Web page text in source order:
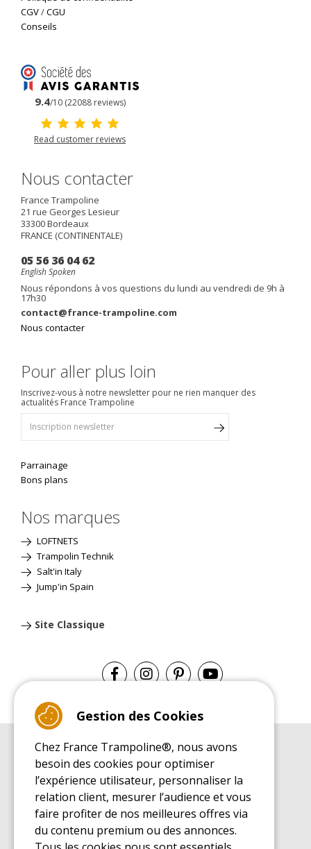
CGV/CGU
Conseils
9.4/10 (22088 reviews)
Read customer reviews
Nous contacter
France Trampoline
21 rue Georges Lesieur
33300Bordeaux
FRANCE (CONTINENTALE)
05 56 36 04 62
English Spoken
Nous répondons à vos questions du lundi au vendredi de 9h à
17h30
contact@france-trampoline.com
Nous contacter
Pour aller plus loin
Inscrivez-vous à notre newsletter pour ne rien manquer des
actualités France Trampoline
Parrainage
Bons plans
Nos marques
LOFTNETS
Trampolin Technik
Salt'in Italy
Jump'in Spain
Site Classique
Guide d'achat pour les trampolines de loisirs
GUIDE DE MONTAGE
Guide de montage pour les trampolines de loisirs
GUIDE D'ENTRETIEN
Guide d'entretien des trampolines de loisirs
Gestion des Cookies
Chez France Trampoline®, nous avons
besoin des cookies pour optimiser
l’expérience utilisateur, personnaliser la
relation client, mesurer l’audience et vous
faire profiter de nos meilleures offres via
du contenu premium ou des annonces.